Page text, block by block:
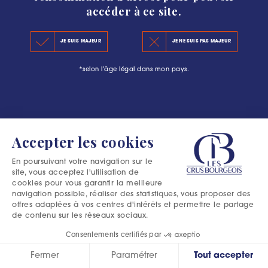
accéder à ce site.
JE SUIS MAJEUR JE NE SUIS PAS MAJEUR
*selon l'âge légal dans mon pays.
Excessive consumption of alcohol is harmful to your health.
Accepter les cookies
En poursuivant votre navigation sur le
site, vous acceptez l'utilisation de
cookies pour vous garantir la meilleure
navigation possible, réaliser des statistiques, vous proposer des
offres adaptées à vos centres d'intérêts et permettre le partage
de contenu sur les réseaux sociaux.
Consentements certifiés par
Fermer Paramétrer Tout accepter